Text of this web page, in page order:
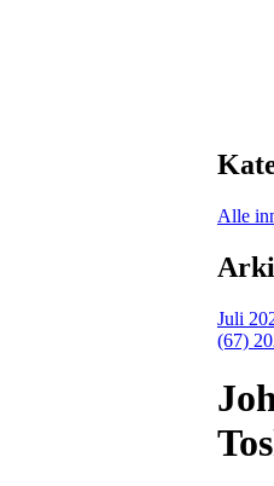
Alle
Juli
(67)